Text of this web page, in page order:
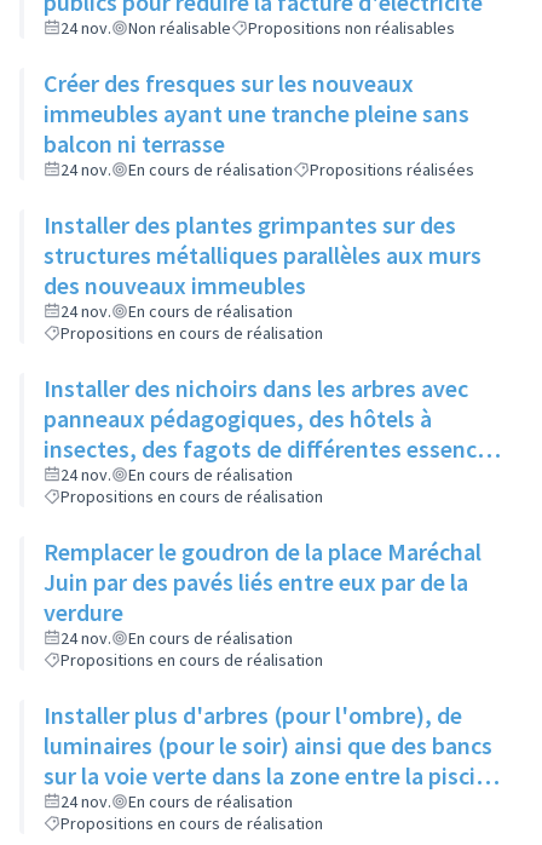
24 nov. Non réalisable Propositions non réalisables
Créer des fresques sur les nouveaux
immeubles ayant une tranche pleine sans
balcon ni terrasse
24 nov. En cours de réalisation Propositions réalisées
Installer des plantes grimpantes sur des
structures métalliques parallèles aux murs
des nouveaux immeubles
24 nov.
En cours de réalisation
Propositions en cours de réalisation
Installer des nichoirs dans les arbres avec
panneaux pédagogiques, des hôtels à
insectes, des fagots de différentes essences
pour stimuler la biodiversité sur la place du
Château à la Roue
24 nov.
En cours de réalisation
Propositions en cours de réalisation
Remplacer le goudron de la place Maréchal
Juin par des pavés liés entre eux par de la
verdure
24 nov.
En cours de réalisation
Propositions en cours de réalisation
Installer plus d'arbres (pour l'ombre), de
luminaires (pour le soir) ainsi que des bancs
sur la voie verte dans la zone entre la piscine
et la rue de l'Industrie
24 nov.
En cours de réalisation
Propositions en cours de réalisation